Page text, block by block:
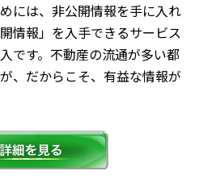
には、非公開情報を手に入れ
情報」を入手できるサービス
です。不動産の流通が多い都
、だからこそ、有益な情報が